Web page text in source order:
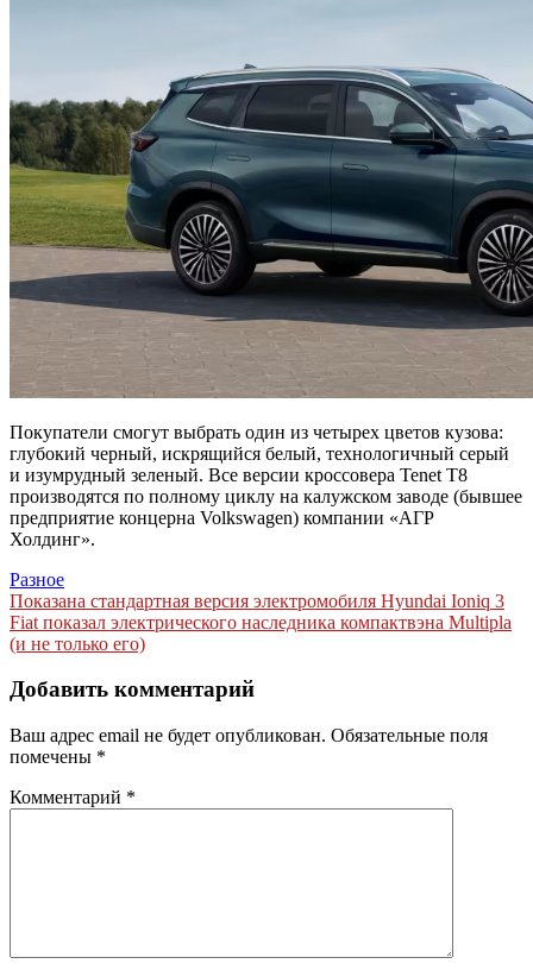
Покупатели смогут выбрать один из четырех цветов кузова:
глубокий черный, искрящийся белый, технологичный серый
и изумрудный зеленый. Все версии кроссовера Tenet T8
производятся по полному циклу на калужском заводе (бывшее
предприятие концерна Volkswagen) компании «АГР
Холдинг».
Разное
Навигация
по
Показана стандартная версия электромобиля Hyundai Ioniq 3
Fiat показал электрического наследника компактвэна Multipla
(и не только его)
Добавить комментарий
Ваш адрес email не будет опубликован. Обязательные поля
помечены *
Комментарий *